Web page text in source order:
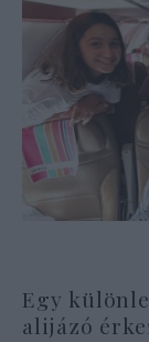
Egy
alijázó